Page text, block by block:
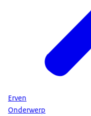
Erven
Onderwerp